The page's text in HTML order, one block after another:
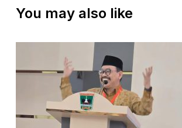
You may also like